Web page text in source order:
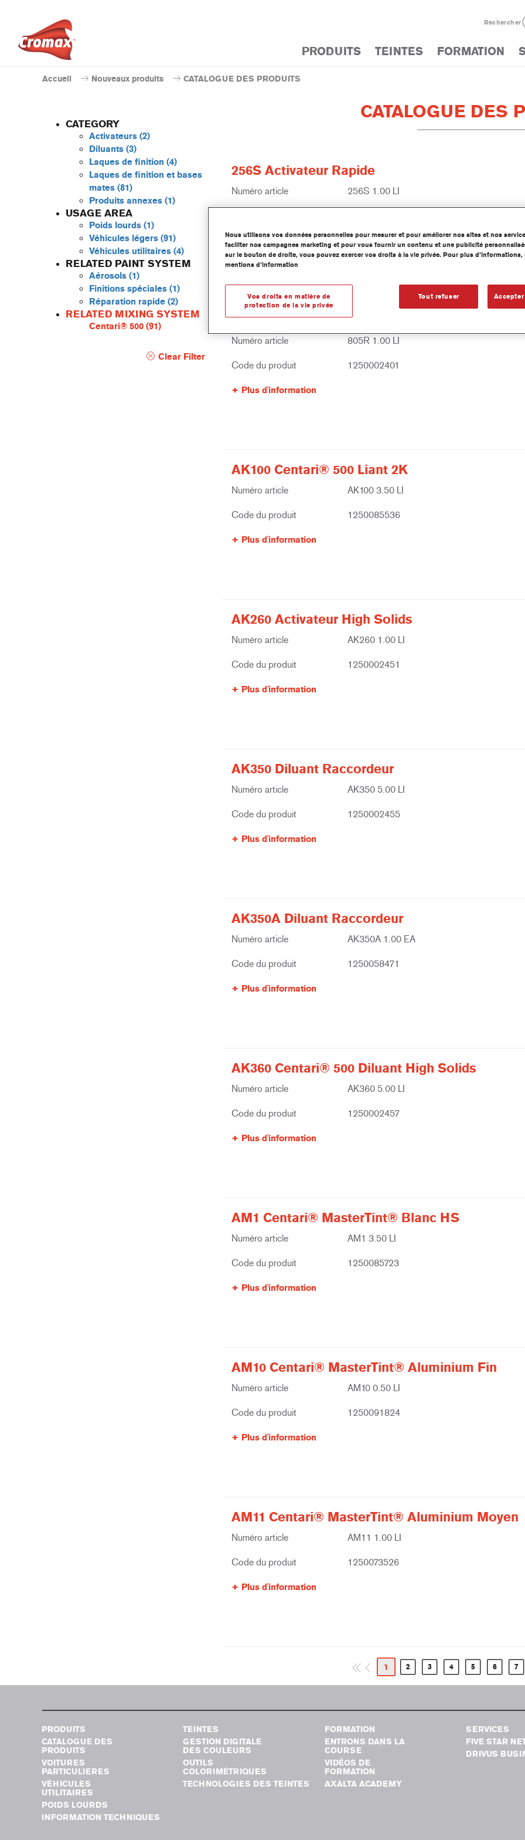
Rechercher
PRODUITS TEINTES FORMATION
Accueil Nouveaux produits CATALOGUE DES PRODUITS
CATEGORY
Activateurs (2)
Diluants (3)
Laques de finition (4)
Laques de finition et bases
mates (81)
Produits annexes (1)
USAGE AREA
Poids lourds (1)
Véhicules légers (91)
Véhicules utilitaires (4)
RELATED PAINT SYSTEM
Aérosols (1)
Finitions spéciales (1)
Réparation rapide (2)
RELATED MIXING SYSTEM
Centari® 500 (91)
Clear Filter
CATALOGUE DES
256S Activateur Rapide
Numéro article 256S 1.00 LI
Plus d'information
805R Additif Flexibilisant
Numéro article 805R 1.00 LI
Code du produit 1250002401
Plus d'information
AK100 Centari® 500 Liant 2K
Numéro article AK100 3.50 LI
Code du produit 1250085536
Plus d'information
AK260 Activateur High Solids
Numéro article AK260 1.00 LI
Code du produit 1250002451
Plus d'information
AK350 Diluant Raccordeur
Numéro article AK350 5.00 LI
Code du produit 1250002455
Plus d'information
AK350A Diluant Raccordeur
Numéro article AK350A 1.00 EA
Code du produit 1250058471
Plus d'information
AK360 Centari® 500 Diluant High Solids
Numéro article AK360 5.00 LI
Code du produit 1250002457
Plus d'information
AM1 Centari® MasterTint® Blanc HS
Numéro article AM1 3.50 LI
Code du produit 1250085723
Plus d'information
AM10 Centari® MasterTint® Aluminium Fin
Numéro article AM10 0.50 LI
Code du produit 1250091824
Plus d'information
AM11 Centari® MasterTint® Aluminium Moyen
Numéro article AM11 1.00 LI
Code du produit 1250073526
Plus d'information
1 2 3 4 5 6 7
PRODUITS
CATALOGUE DES
PRODUITS
VOITURES
PARTICULIERES
VÉHICULES
UTILITAIRES
POIDS LOURDS
INFORMATION TECHNIQUES
TEINTES
GESTION DIGITALE
DES COULEURS
OUTILS
COLORIMÉTRIQUES
TECHNOLOGIES DES TEINTES
FORMATION
ENTRONS DANS LA
COURSE
VIDÉOS DE
FORMATION
AXALTA ACADEMY
SERVICES
FIVE STAR
DRIVUS
Nous utilisons vos données personnelles pour mesurer et pour améliorer nos sites et nos
faciliter nos campagnes marketing et pour vous fournir un contenu et une publicité
sur le bouton de droite, vous pouvez exercer vos droits à la vie privée. Pour plus
mentions d’information
Tout refuser
Vos droits en matière de
protection de la vie privée